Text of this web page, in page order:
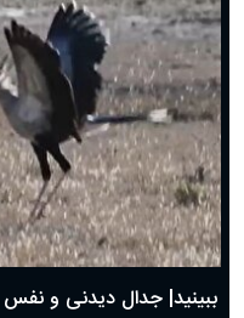
دعای روز ششم ماه رمضان؛ ۵ اسفند ۱۴۰۴
دعای روز پنجم ماه رمضان؛ ۴ اسفند ۱۴۰۴
دعای روز چهارم ماه مبارک رمضان؛ ۳ اسفند ۱۴۰۴
دعای روز سوم ماه مبارک رمضان؛ ۱۴ اسفند ۱۴۰۴
دعای روز دوم ماه مبارک رمضان ۱ اسفند ماه ۱۴۰۴
دعای روز اول ماه مبارک رمضان، ۳۰ بهمن ۱۴۰۴
حضرت زینب(س) چگونه از دنیا
بهترین پیامک تبریک روز پدر ۱۴۰۴؛ جملات زیبا و صمیمانه
ببینید| جدال دیدنی و نفس